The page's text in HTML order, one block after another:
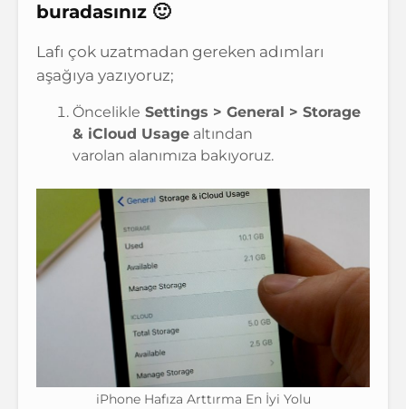
buradasınız 🙂
Lafı çok uzatmadan gereken adımları
aşağıya yazıyoruz;
Öncelikle Settings > General > Storage
& iCloud Usage altından
varolan alanımıza bakıyoruz.
iPhone Hafıza Arttırma En İyi Yolu